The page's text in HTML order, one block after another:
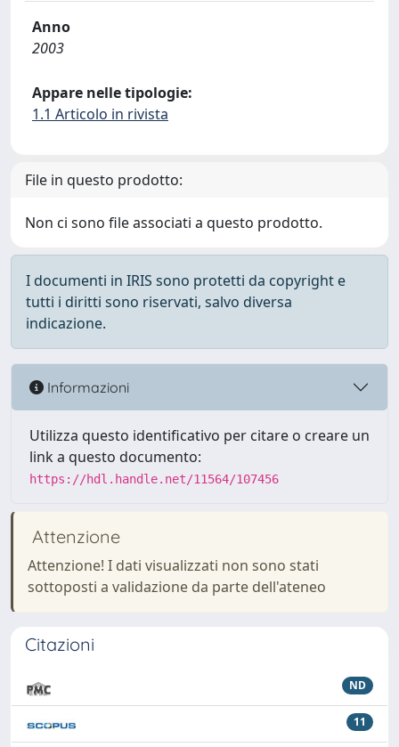
Anno
2003
Appare nelle tipologie:
1.1 Articolo in rivista
File in questo prodotto:
Non ci sono file associati a questo prodotto.
I documenti in IRIS sono protetti da copyright e
tutti i diritti sono riservati, salvo diversa
indicazione.
Informazioni
Utilizza questo identificativo per citare o creare un
link a questo documento:
https://hdl.handle.net/11564/107456
Attenzione
Attenzione! I dati visualizzati non sono stati
sottoposti a validazione da parte dell'ateneo
Citazioni
ND
11